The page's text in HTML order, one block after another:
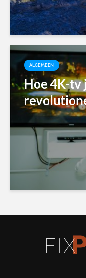
ALGEMEEN
Hoe 4K-tv